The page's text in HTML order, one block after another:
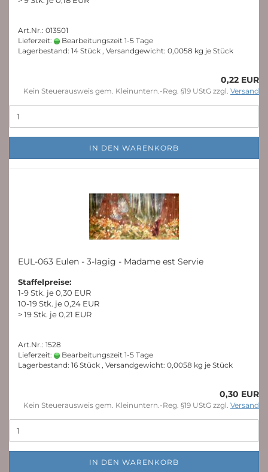
Art.Nr.: 013501
Lieferzeit:
Bearbeitungszeit 1-5 Tage
Lagerbestand: 14 Stück , Versandgewicht: 0,0058 kg je Stück
0,22 EUR
Kein Steuerausweis gem. Kleinuntern.-Reg. §19 UStG zzgl. Versand
IN DEN WARENKORB
EUL-063 Eulen - 3-lagig - Madame est Servie
Staffelpreise:
1-9 Stk. je 0,30 EUR
10-19 Stk. je 0,24 EUR
> 19 Stk. je 0,21 EUR
Art.Nr.: 1528
Lieferzeit:
Bearbeitungszeit 1-5 Tage
Lagerbestand: 16 Stück , Versandgewicht: 0,0058 kg je Stück
0,30 EUR
Kein Steuerausweis gem. Kleinuntern.-Reg. §19 UStG zzgl. Versand
IN DEN WARENKORB